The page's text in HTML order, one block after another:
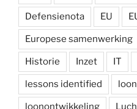
Defensienota EU
Europese samenwerking
Historie Inzet IT
lessons identified
loonontwikkeling